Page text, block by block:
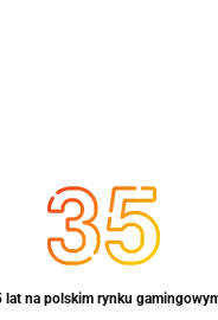
lat na polskim rynku